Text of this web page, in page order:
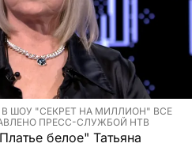
ШОУ "СЕКРЕТ НА МИЛЛИОН" ВСЕ
ПРЕСС-СЛУЖБОЙ НТВ
белое" Татьяна